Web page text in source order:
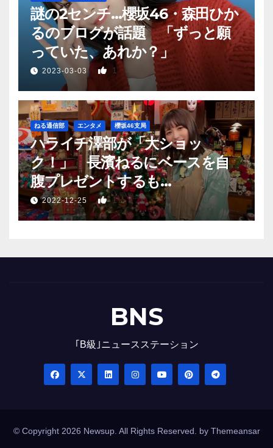
謎の2センチ…櫻坂46・森田ひか
るのブログが話題 「ずっと願
っていた、あれか？」
2023-03-03 1
ねる通信部 エンタメ 櫻坂46支局
ハライチ澤部が「大ショッ
ク！」 長濱ねるにベースを自
腹プレゼントするも…
2022-12-25 1
BNS
｢B級｣ニュースステーション
© Copyright 2026 Newsup. All Rights Reserved. by Themeansar